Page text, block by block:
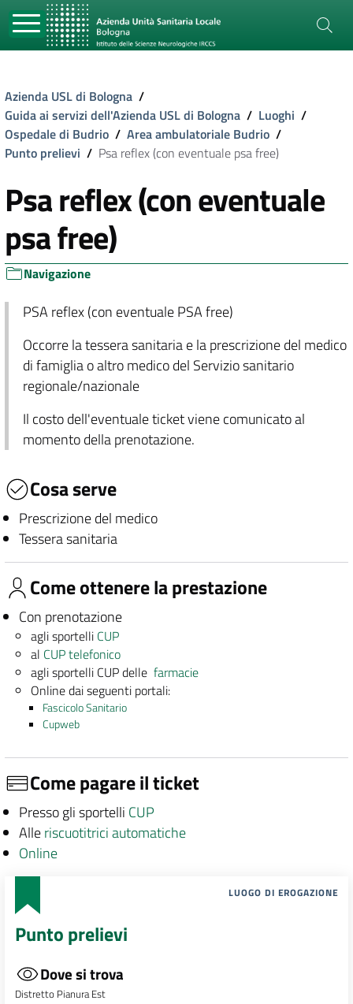
Azienda USL di Bologna /
Guida ai servizi dell'Azienda USL di Bologna / Luoghi /
Ospedale di Budrio / Area ambulatoriale Budrio /
Punto prelievi / Psa reflex (con eventuale psa free)
Psa reflex (con eventuale
psa free)
Navigazione
PSA reflex (con eventuale PSA free)
Occorre la tessera sanitaria e la prescrizione del medico
di famiglia o altro medico del Servizio sanitario
regionale/nazionale
Il costo dell'eventuale ticket viene comunicato al
momento della prenotazione.
Cosa serve
Prescrizione del medico
Tessera sanitaria
Come ottenere la prestazione
Con prenotazione
agli sportelli CUP
al CUP telefonico
agli sportelli CUP dellefarmacie
Online dai seguenti portali:
Fascicolo Sanitario
Cupweb
Come pagare il ticket
Presso gli sportelli CUP
Alleriscuotitrici automatiche
Online
LUOGO DI EROGAZIONE
Punto prelievi
Dove si trova
Distretto Pianura Est